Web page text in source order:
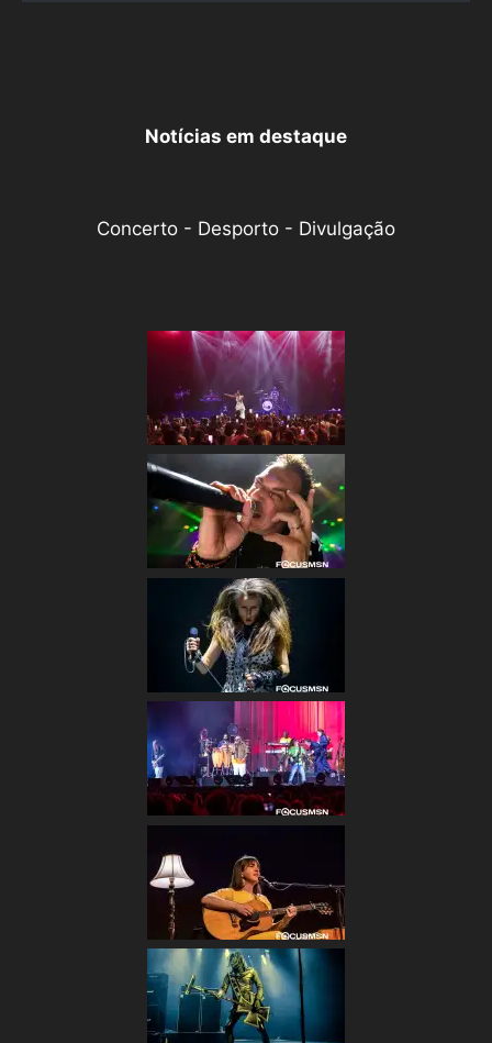
Notícias em destaque
Concerto - Desporto - Divulgação